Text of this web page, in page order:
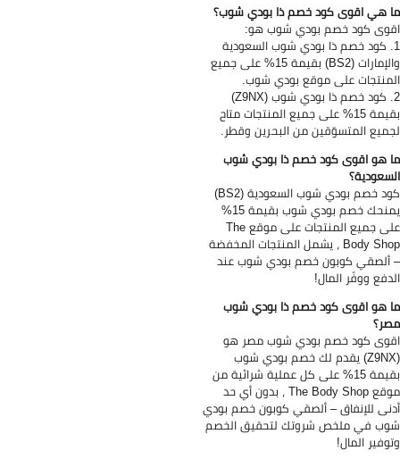
هي اقوى كود خصم ذا بودي شوب؟
كود خصم بودي شوب هو:
1. كود خصم ذا بودي شوب السعودية
والإمارات (BS2) بقيمة 15% على جميع
على موقع بودي شوب.
(Z9NX)
بقيمة 15% على جميع المنتجات متاح
المتسوّقين من البحرين وقطر.
هو اقوى كود خصم ذا بودي شوب
كود خصم بودي شوب السعودية (BS2)
يمنحك خصم بودي شوب بقيمة 15%
على جميع المنتجات على موقع The
Body Shop ، يشمل المنتجات المخفضة
كوبون خصم بودي شوب عند
ووفّر المال!
هو اقوى كود خصم ذا بودي شوب
كود خصم بودي شوب مصر هو
(Z9NX) يقدم لك خصم بودي شوب
بقيمة 15% على كل عملية شرائية من
موقع The Body Shop ، بدون أي حد
للإنفاق – ألصقي كوبون خصم بودي
في ملخص شروتك لتحقيق الخصم
المال!